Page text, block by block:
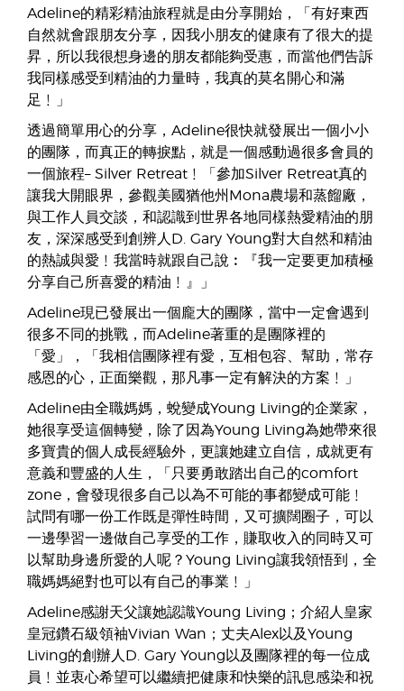
Adeline的精彩精油旅程就是由分享開始，「有好東西
自然就會跟朋友分享，因我小朋友的健康有了很大的提
昇，所以我很想身邊的朋友都能夠受惠，而當他們告訴
我同樣感受到精油的力量時，我真的莫名開心和滿
足﹗」
透過簡單用心的分享，Adeline很快就發展出一個小小
的團隊，而真正的轉捩點，就是一個感動過很多會員的
一個旅程– Silver Retreat﹗「參加Silver Retreat真的
讓我大開眼界，參觀美國猶他州Mona農場和蒸餾廠，
與工作人員交談，和認識到世界各地同樣熱愛精油的朋
友，深深感受到創辨人D. Gary Young對大自然和精油
的熱誠與愛﹗我當時就跟自己說︰『我一定要更加積極
分享自己所喜愛的精油﹗』」
Adeline現已發展出一個龐大的團隊，當中一定會遇到
很多不同的挑戰，而Adeline著重的是團隊裡的
「愛」，「我相信團隊裡有愛，互相包容、幫助，常存
感恩的心，正面樂觀，那凡事一定有解決的方案﹗」
Adeline由全職媽媽，蛻變成Young Living的企業家，
她很享受這個轉變，除了因為Young Living為她帶來很
多寶貴的個人成長經驗外，更讓她建立自信，成就更有
意義和豐盛的人生，「只要勇敢踏出自己的comfort
zone，會發現很多自己以為不可能的事都變成可能﹗
試問有哪一份工作既是彈性時間，又可擴闊圈子，可以
一邊學習一邊做自己享受的工作，賺取收入的同時又可
以幫助身邊所愛的人呢？Young Living讓我領悟到，全
職媽媽絕對也可以有自己的事業﹗」
Adeline感謝天父讓她認識Young Living；介紹人皇家
皇冠鑽石級領袖Vivian Wan；丈夫Alex以及Young
Living的創辦人D. Gary Young以及團隊裡的每一位成
員﹗並衷心希望可以繼續把健康和快樂的訊息感染和祝